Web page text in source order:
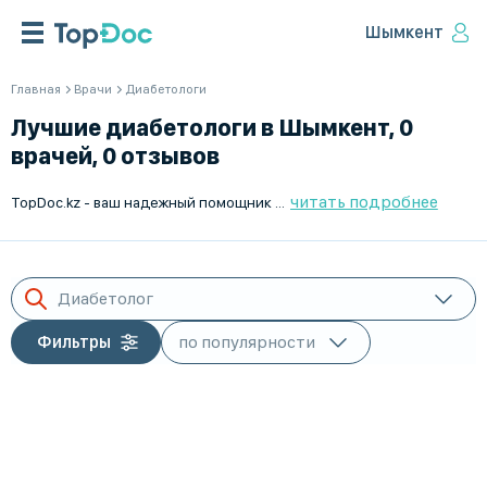
Шымкент
Главная Врачи Диабетологи
Лучшие диабетологи в Шымкент, 0
врачей, 0 отзывов
читать подробнее
Диабетолог
Фильтры